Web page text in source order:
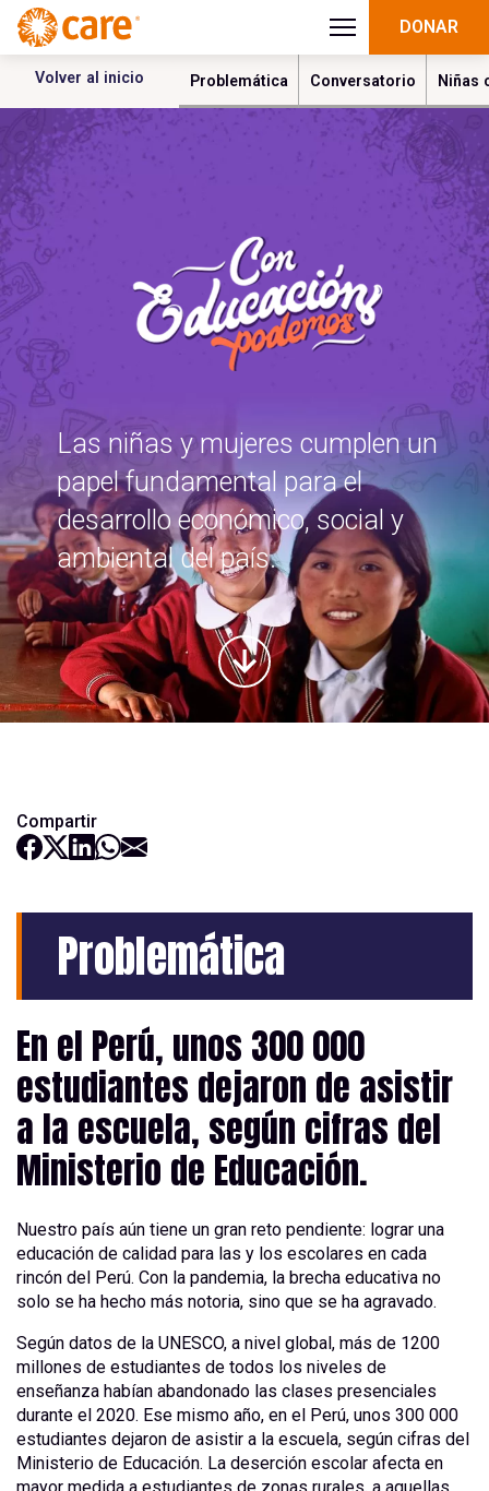
DONAR
Las niñas y mujeres cumplen un
papel fundamental para el
desarrollo económico, social y
ambiental del país.
Problemática Conversatorio Niñas
Volver al inicio
Compartir
Problemática
En el Perú, unos 300 000
estudiantes dejaron de asistir
a la escuela, según cifras del
Ministerio de Educación.
Nuestro país aún tiene un gran reto pendiente: lograr una
educación de calidad para las y los escolares en cada
rincón del Perú. Con la pandemia, la brecha educativa no
solo se ha hecho más notoria, sino que se ha agravado.
Según datos de la UNESCO, a nivel global, más de 1200
millones de estudiantes de todos los niveles de
enseñanza habían abandonado las clases presenciales
durante el 2020. Ese mismo año, en el Perú, unos 300 000
estudiantes dejaron de asistir a la escuela, según cifras del
Ministerio de Educación. La deserción escolar afecta en